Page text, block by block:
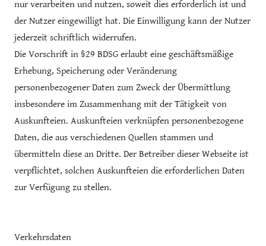
nur verarbeiten und nutzen, soweit dies erforderlich ist und
der Nutzer eingewilligt hat. Die Einwilligung kann der Nutzer
jederzeit schriftlich widerrufen.
Die Vorschrift in §29 BDSG erlaubt eine geschäftsmäßige
Erhebung, Speicherung oder Veränderung
personenbezogener Daten zum Zweck der Übermittlung
insbesondere im Zusammenhang mit der Tätigkeit von
Auskunfteien. Auskunfteien verknüpfen personenbezogene
Daten, die aus verschiedenen Quellen stammen und
übermitteln diese an Dritte. Der Betreiber dieser Webseite ist
verpflichtet, solchen Auskunfteien die erforderlichen Daten
zur Verfügung zu stellen.
Verkehrsdaten